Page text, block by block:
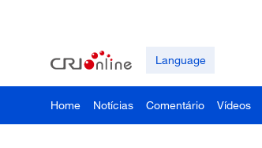
Language
Home Notícias Comentário Vídeos